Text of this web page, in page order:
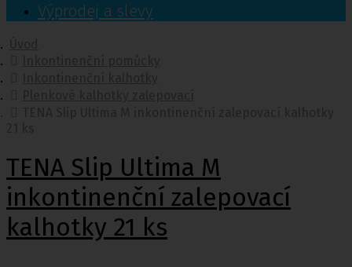
Výprodej a slevy
TENA Slip Ultima M
inkontinenční zalepovací
kalhotky 21 ks